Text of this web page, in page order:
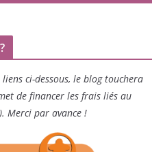
ci-dessous, le blog touchera
de financer les frais liés au
Merci par avance !